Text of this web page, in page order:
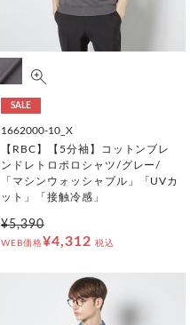
SALE
1662000-10_X
【RBC】【5分袖】コットンブレ
ンドレトロポロシャツ/グレー/
「マシンウォッシャブル」「UVカ
ット」「接触冷感」
¥5,390
WEB価格¥4,312 税込